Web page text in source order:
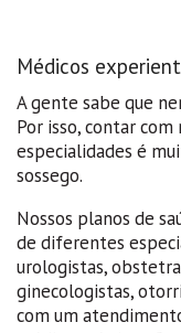
Médicos
A gente sabe que
Por isso, contar
especialidades é
sossego.
Nossos planos de
de diferentes
urologistas,
ginecologistas,
com um